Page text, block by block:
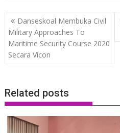
Post
navigation
Danseskoal Membuka Civil
Military Approaches To
Maritime Security Course 2020
Secara Vicon
Related posts